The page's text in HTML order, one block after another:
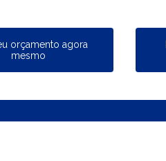
orçamento agora
mesmo